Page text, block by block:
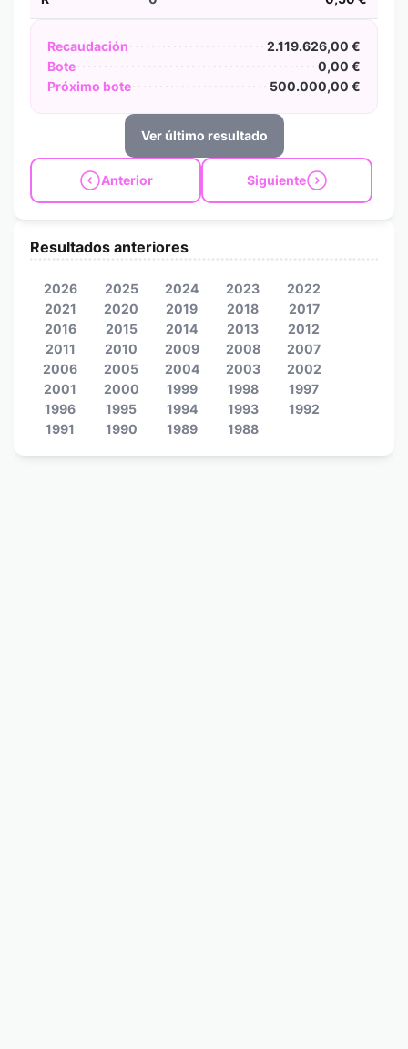
Recaudación
2.119.626,00 €
Bote
0,00 €
Próximo bote
500.000,00 €
Ver último resultado
Anterior Siguiente
Resultados anteriores
2026 2025 2024 2023
2022
2021
2020 2019 2018
2017
2016
2015 2014 2013
2012
2011
2010 2009 2008
2007
2006
2005 2004 2003
2002
2001
2000 1999 1998
1997
1996
1995 1994 1993
1992
1991
1990 1989 1988